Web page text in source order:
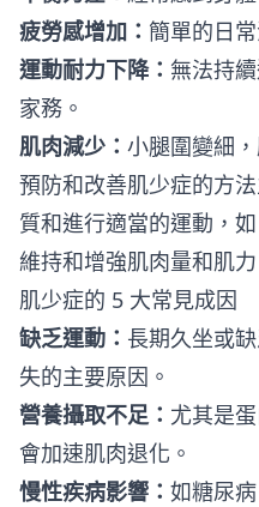
疲勞感增加： 簡單的日
運動耐力下降： 無法持
家務。
肌肉減少： 小腿圍變細
預防和改善肌少症的方
質和進行適當的運動，
維持和增強肌肉量和肌力
肌少症的 5 大常見成因
缺乏運動： 長期久坐或
失的主要原因。
營養攝取不足： 尤其是
會加速肌肉退化。
慢性疾病影響： 如糖尿